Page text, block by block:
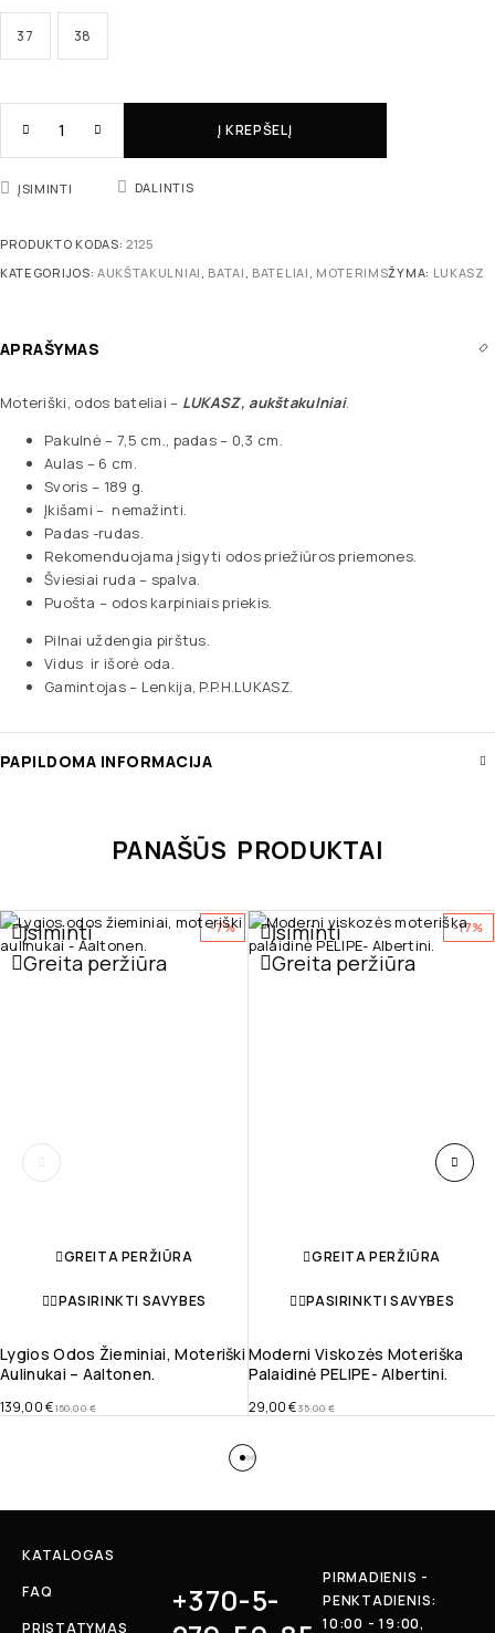
37 38
Į KREPŠELĮ
ĮSIMINTI DALINTIS
PRODUKTO KODAS: 2125
KATEGORIJOS: AUKŠTAKULNIAI BATAI BATELIAI MOTERIMSŽYMA: LUKASZ
APRAŠYMAS
Moteriški, odos bateliai – LUKASZ, aukštakulniai.
Pakulnė – 7,5 cm., padas – 0,3 cm.
Aulas – 6 cm.
Svoris – 189 g.
Įkišami – nemažinti.
Padas -rudas.
Rekomenduojama įsigyti odos priežiūros priemones.
Šviesiai ruda – spalva.
Puošta – odos karpiniais priekis.
Pilnai uždengia pirštus.
Vidus ir išorė oda.
Gamintojas – Lenkija, P.P.H.LUKASZ.
PAPILDOMA INFORMACIJA
PANAŠŪS PRODUKTAI
-7%
Įsiminti
Greita peržiūra
GREITA PERŽIŪRA
PASIRINKTI SAVYBES
Lygios Odos Žieminiai, Moteriški
Aulinukai – Aaltonen.
150,00€
139,00€
-17%
Įsiminti
Greita peržiūra
GREITA PERŽIŪRA
PASIRINKTI SAVYBES
Moderni Viskozės Moteriška
Palaidinė PELIPE- Albertini.
35,00€
29,00€
KATALOGAS
FAQ
PRISTATYMAS
+370-5-
PIRMADIENIS -
PENKTADIENIS:
10:00 - 19:00,